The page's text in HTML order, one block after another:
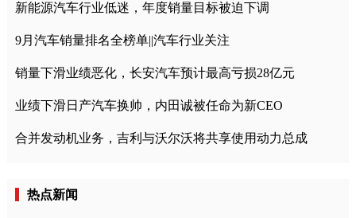
新能源汽车行业低迷，年度销量目标被迫下调
9月汽车销量排名全榜单||汽车行业关注
销量下滑业绩恶化，长安汽车预计最高亏损28亿元
业绩下滑日产汽车换帅，内田诚被任命为新CEO
合并发动机业务，吉利与沃尔沃将共享使用动力总成
热点新闻